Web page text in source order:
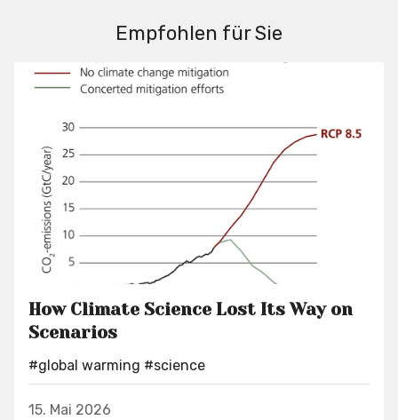
Empfohlen für Sie
How Climate Science Lost Its Way on
Scenarios
#global warming #science
15. Mai 2026